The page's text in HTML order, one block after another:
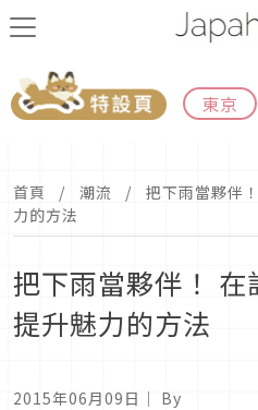
東京
首頁 潮流
把下雨當夥伴
力的方法
把下雨當夥伴！ 在
提升魅力的方法
2015年06月09日 ｜ By